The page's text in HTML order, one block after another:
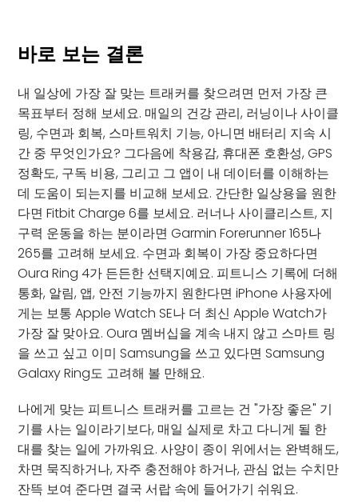
바로 보는 결론
내 일상에 가장 잘 맞는 트래커를 찾으려면 먼저 가장 큰
목표부터 정해 보세요. 매일의 건강 관리, 러닝이나 사이클
링, 수면과 회복, 스마트워치 기능, 아니면 배터리 지속 시
간 중 무엇인가요? 그다음에 착용감, 휴대폰 호환성, GPS
정확도, 구독 비용, 그리고 그 앱이 내 데이터를 이해하는
데 도움이 되는지를 비교해 보세요. 간단한 일상용을 원한
다면 Fitbit Charge 6를 보세요. 러너나 사이클리스트, 지
구력 운동을 하는 분이라면 Garmin Forerunner 165나
265를 고려해 보세요. 수면과 회복이 가장 중요하다면
Oura Ring 4가 든든한 선택지예요. 피트니스 기록에 더해
통화, 알림, 앱, 안전 기능까지 원한다면 iPhone 사용자에
게는 보통 Apple Watch SE나 더 최신 Apple Watch가
가장 잘 맞아요. Oura 멤버십을 계속 내지 않고 스마트 링
을 쓰고 싶고 이미 Samsung을 쓰고 있다면 Samsung
Galaxy Ring도 고려해 볼 만해요.
나에게 맞는 피트니스 트래커를 고르는 건 "가장 좋은" 기
기를 사는 일이라기보다, 매일 실제로 차고 다니게 될 한
대를 찾는 일에 가까워요. 사양이 종이 위에서는 완벽해도,
차면 묵직하거나, 자주 충전해야 하거나, 관심 없는 수치만
잔뜩 보여 준다면 결국 서랍 속에 들어가기 쉬워요.